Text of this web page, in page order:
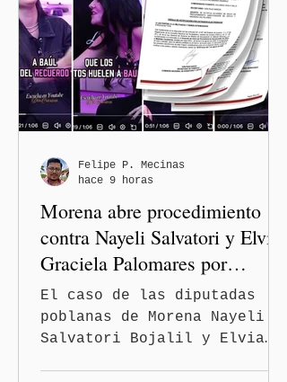
Avenida 105 Poniente, obra
que registra 44 por ciento
de avance y forma parte del
programa estatal para
recuperar vialidades
prioritarias, fortalecer la
condiciones de seguridad de
las familias poblanas, en e
Morena abre procedimiento
contra Nayeli Salvatori y Elvia
Graciela Palomares por
discriminación y burlas
El caso de las diputadas
poblanas de Morena Nayeli
Salvatori Bojalil y Elvia
Felipe P. Mecinas
hace 9 horas